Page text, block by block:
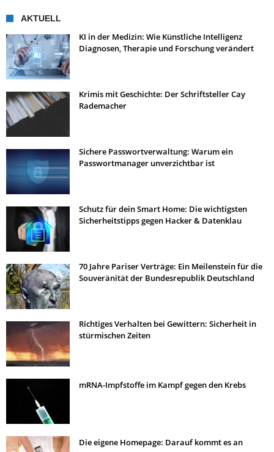
AKTUELL
KI in der Medizin: Wie Künstliche Intelligenz
Diagnosen, Therapie und Forschung verändert
Krimis mit Geschichte: Der Schriftsteller Cay
Rademacher
Sichere Passwortverwaltung: Warum ein
Passwortmanager unverzichtbar ist
Schutz für dein Smart Home: Die wichtigsten
Sicherheitstipps gegen Hacker & Datenklau
70 Jahre Pariser Verträge: Ein Meilenstein für die
Souveränität der Bundesrepublik Deutschland
Richtiges Verhalten bei Gewittern: Sicherheit in
stürmischen Zeiten
mRNA-Impfstoffe im Kampf gegen den Krebs
Die eigene Homepage: Darauf kommt es an